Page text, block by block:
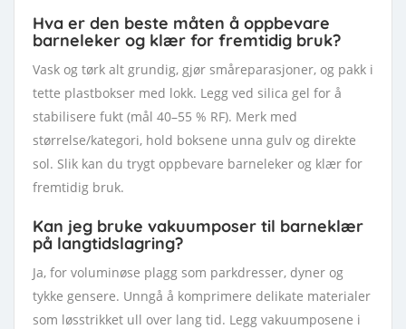
Hva er den beste måten å oppbevare
barneleker og klær for fremtidig bruk?
Vask og tørk alt grundig, gjør småreparasjoner, og pakk i
tette plastbokser med lokk. Legg ved silica gel for å
stabilisere fukt (mål 40–55 % RF). Merk med
størrelse/kategori, hold boksene unna gulv og direkte
sol. Slik kan du trygt oppbevare barneleker og klær for
fremtidig bruk.
Kan jeg bruke vakuumposer til barneklær
på langtidslagring?
Ja, for voluminøse plagg som parkdresser, dyner og
tykke gensere. Unngå å komprimere delikate materialer
som løsstrikket ull over lang tid. Legg vakuumposene i